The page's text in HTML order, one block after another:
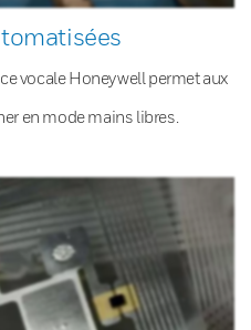
vocale Honeywell permet aux
en mode mains libres.